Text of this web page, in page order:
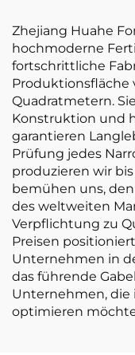
Zhejiang Huahe
hochmoderne
fortschrittliche
Produktionsfläche
Quadratmetern.
Konstruktion und
garantieren
Prüfung jedes
produzieren wir
bemühen uns,
des weltweiten
Verpflichtung zu
Preisen
Unternehmen in
das führende
Unternehmen, die
optimieren